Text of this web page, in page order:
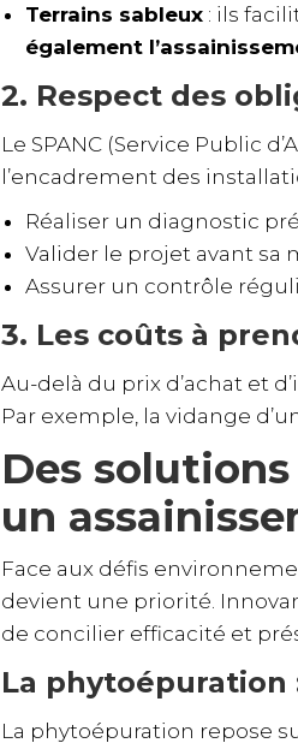
Terrains sableux : ils
également
2. Respect des
Le SPANC (Service Public
l’encadrement des
Réaliser un diagnostic
Valider le projet avant sa
Assurer un contrôle
3. Les coûts à
Au-delà du prix d’achat et
Par exemple, la vidange
Des
un
Face aux défis
devient une priorité.
de concilier efficacité et
La phytoépuration
La phytoépuration repose